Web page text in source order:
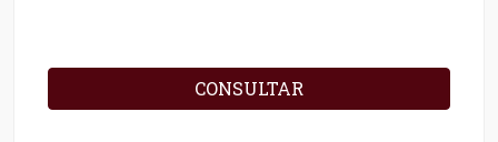
CONSULTAR